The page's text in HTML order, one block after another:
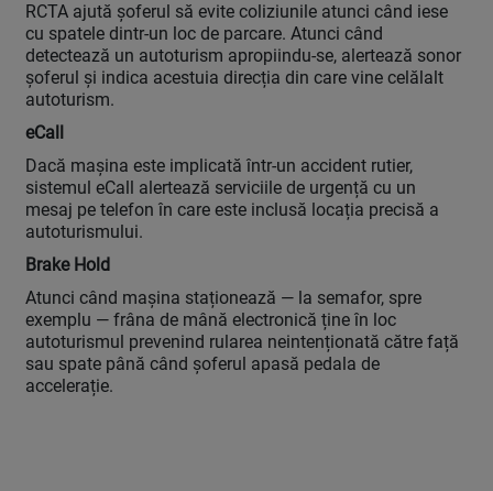
RCTA ajută șoferul să evite coliziunile atunci când iese
cu spatele dintr-un loc de parcare. Atunci când
detectează un autoturism apropiindu-se, alertează sonor
șoferul și indica acestuia direcția din care vine celălalt
autoturism.
eCall
Dacă mașina este implicată într-un accident rutier,
sistemul eCall alertează serviciile de urgență cu un
mesaj pe telefon în care este inclusă locația precisă a
autoturismului.
Brake Hold
Atunci când mașina staționează — la semafor, spre
exemplu — frâna de mână electronică ține în loc
autoturismul prevenind rularea neintenționată către față
sau spate până când șoferul apasă pedala de
accelerație.